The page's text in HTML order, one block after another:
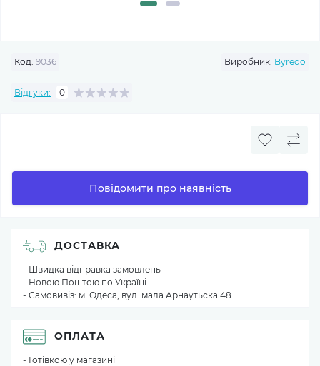
Код: 9036 Виробник: Byredo
Відгуки: 0
Повідомити про наявність
ДОСТАВКА
- Швидка відправка замовлень
- Новою Поштою по Україні
- Самовивіз: м. Одеса, вул. мала Арнаутьска 48
ОПЛАТА
- Готівкою у магазині